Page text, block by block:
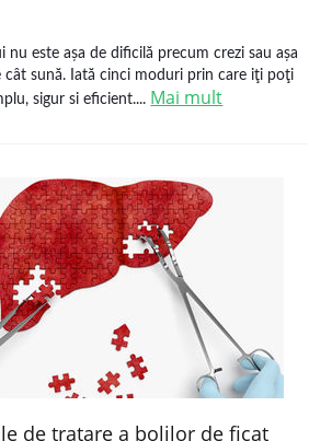
nu este așa de dificilă precum crezi sau așa
cât sună. Iată cinci moduri prin care iţi poţi
sigur si eficient.... Mai mult
de tratare a bolilor de ficat